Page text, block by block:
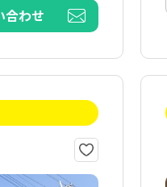
合わせ